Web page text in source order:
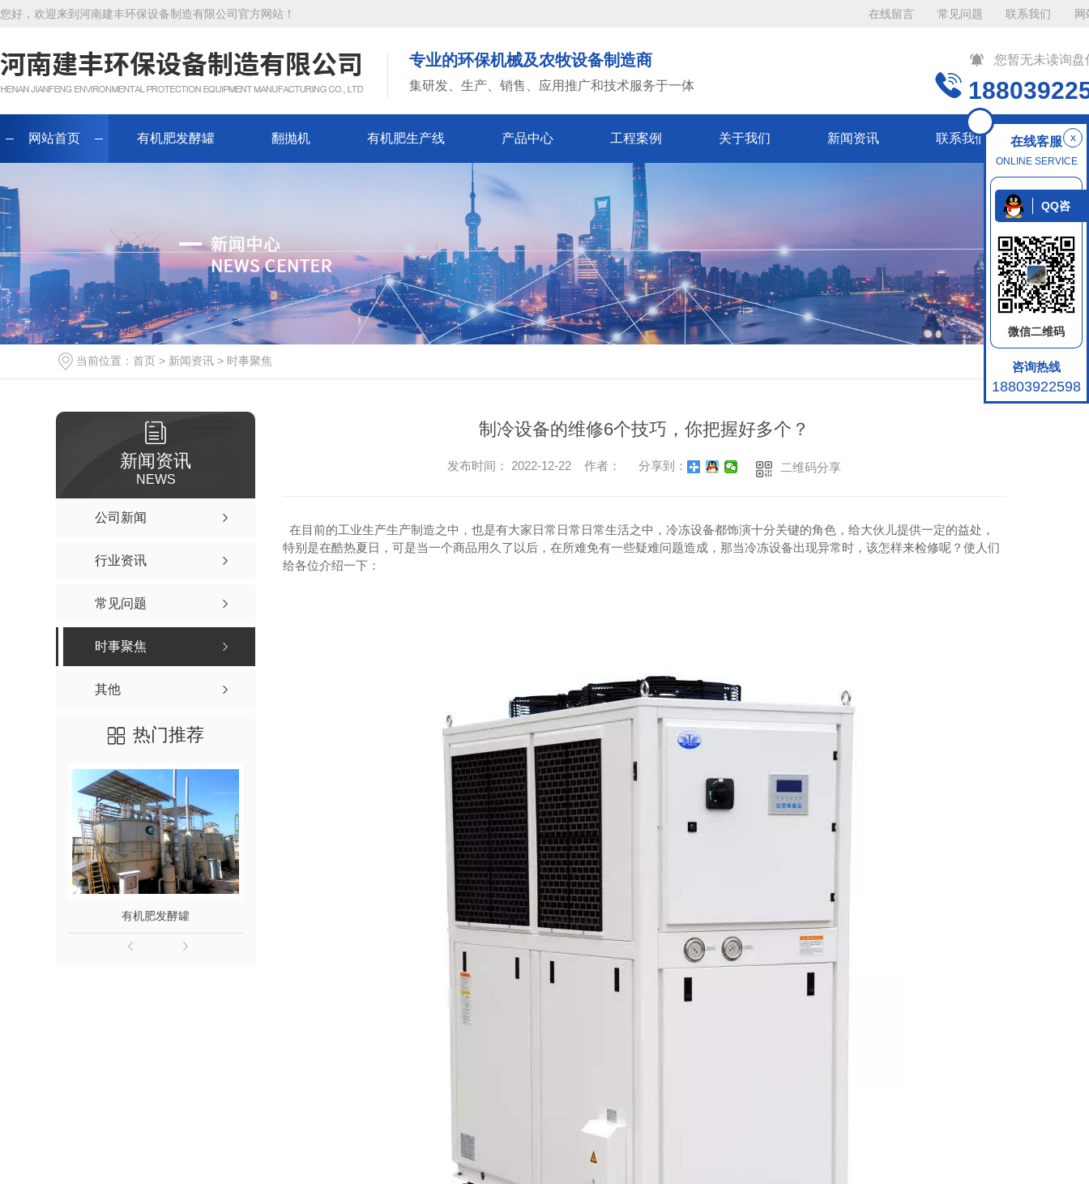
您好，欢迎来到河南建丰环保设备制造有限公司官方网站！ 在线留言 常见问题 联系我们
专业的环保机械及农牧设备制造商
集研发、生产、销售、应用推广和技术服务于一体
您暂无未读询盘
网站首页 有机肥发酵罐 翻抛机 有机肥生产线 产品中心 工程案例 关于我们 新闻资讯 联系我们
当前位置： 首页 > 新闻资讯 > 时事聚焦 返回
新闻资讯
NEWS
公司新闻
行业资讯
常见问题
时事聚焦
其他
热门推荐
有机肥发酵罐 污泥发酵罐
制冷设备的维修6个技巧，你把握好多个？
发布时间： 2022-12-22 作者： 分享到： 二维码分享
在目前的工业生产生产制造之中，也是有大家日常日常日常生活之中，冷冻设备都饰演十分关键的角色，给大伙儿提供一定的益处，
特别是在酷热夏日，可是当一个商品用久了以后，在所难免有一些疑难问题造成，那当冷冻设备出现异常时，该怎样来检修呢？使人们
给各位介绍一下：
x
在线客服
ONLINE SERVICE
QQ咨
询
微信二维码
咨询热线
18803922598